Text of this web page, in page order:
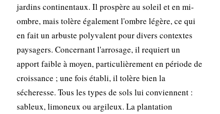
jardins continentaux. Il prospère au soleil et en mi-
ombre, mais tolère également l'ombre légère, ce qui
en fait un arbuste polyvalent pour divers contextes
paysagers. Concernant l'arrosage, il requiert un
apport faible à moyen, particulièrement en période de
croissance ; une fois établi, il tolère bien la
sécheresse. Tous les types de sols lui conviennent :
sableux, limoneux ou argileux. La plantation